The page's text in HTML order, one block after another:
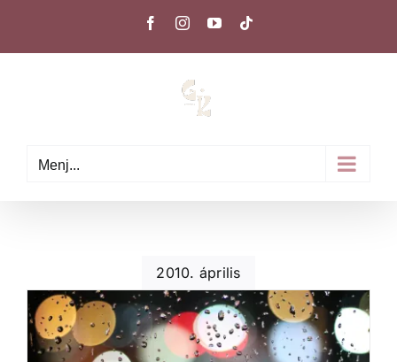
FacebookInstagramYouTube
Menj...
2010. április